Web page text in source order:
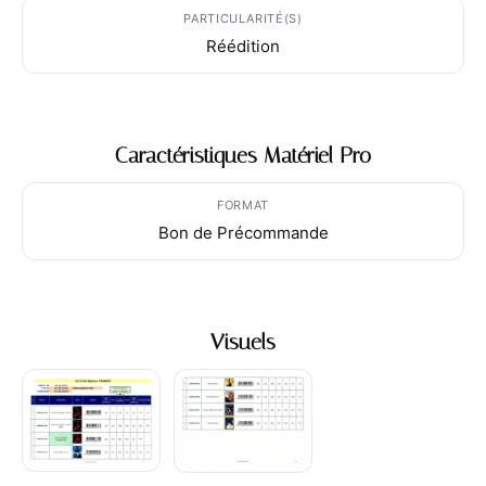
PARTICULARITÉ(S)
Réédition
Caractéristiques Matériel Pro
FORMAT
Bon de Précommande
Visuels